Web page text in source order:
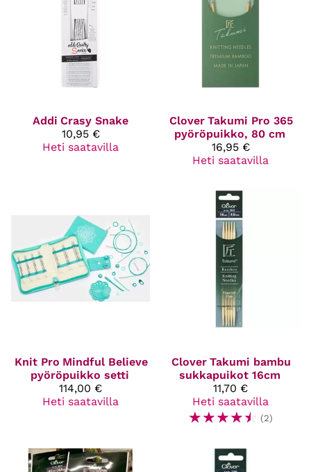
Addi Crasy Snake
10,95 €
Heti saatavilla
Clover Takumi Pro 365
pyöröpuikko, 80 cm
16,95 €
Heti saatavilla
Knit Pro Mindful Believe
pyöröpuikko setti
114,00 €
Heti saatavilla
Clover Takumi bambu
sukkapuikot 16cm
11,70 €
Heti saatavilla
☆☆☆☆☆ (2)